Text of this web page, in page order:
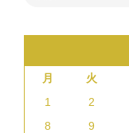
月 火
1
2
8
9